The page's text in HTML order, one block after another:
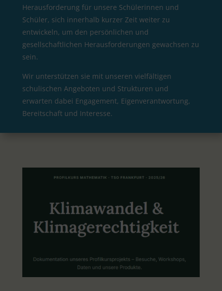
Herausforderung für unsere Schülerinnen und
Schüler, sich innerhalb kurzer Zeit weiter zu
entwickeln, um den persönlichen und
gesellschaftlichen Herausforderungen gewachsen zu
sein.
Wir unterstützen sie mit unseren vielfältigen
schulischen Angeboten und Strukturen und
erwarten dabei Engagement, Eigenverantwortung,
Bereitschaft und Interesse.